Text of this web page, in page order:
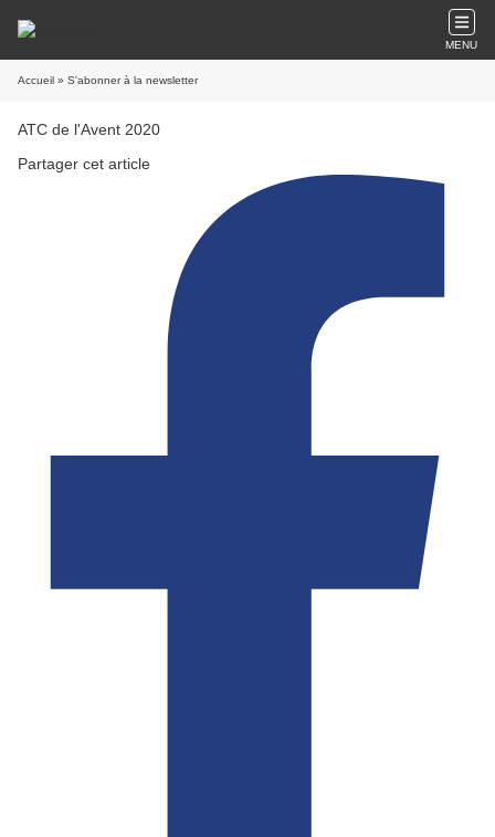
MENU
Accueil » S'abonner à la newsletter
ATC de l'Avent 2020
Partager cet article